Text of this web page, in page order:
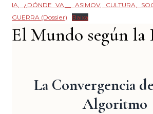
IA, ¿DÓNDE VA__ ASIMOV, CULTURA,
GUERRA (Dossier)
Baixa
El Mundo según
La Convergencia
Algoritmo